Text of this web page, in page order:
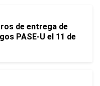
de entrega de
PASE-U el 11 de